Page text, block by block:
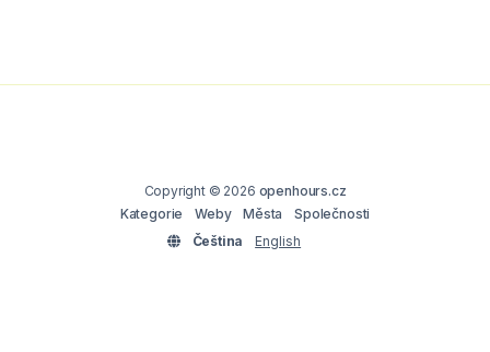
Copyright © 2026 openhours.cz
Kategorie
Weby Města
Společnosti
Čeština
English